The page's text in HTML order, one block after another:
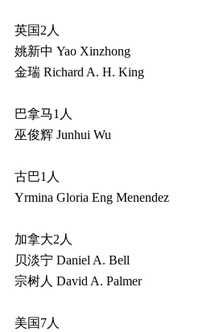
英国2人
姚新中 Yao Xinzhong
金瑞 Richard A. H. King
巴拿马1人
巫俊辉 Junhui Wu
古巴1人
Yrmina Gloria Eng Menendez
加拿大2人
贝淡宁 Daniel A. Bell
宗树人 David A. Palmer
美国7人